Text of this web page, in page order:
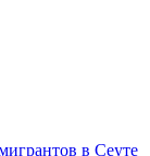
в Сеуте